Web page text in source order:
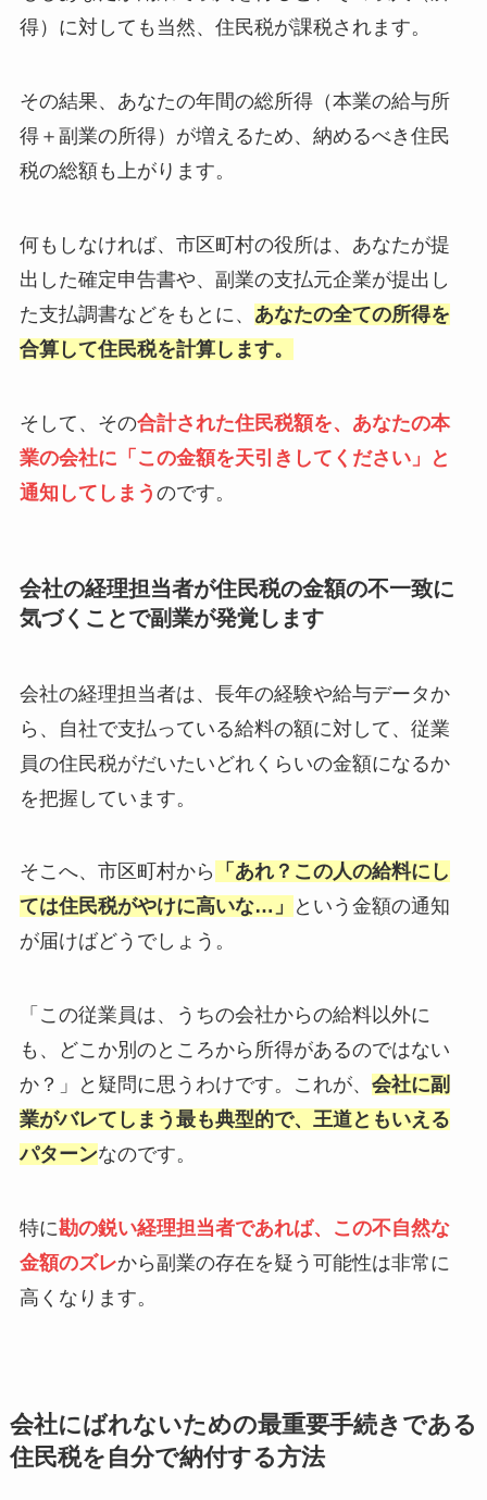
得）に対しても当然、住民税が課税されます。
その結果、あなたの年間の総所得（本業の給与所
得＋副業の所得）が増えるため、納めるべき住民
税の総額も上がります。
何もしなければ、市区町村の役所は、あなたが提
出した確定申告書や、副業の支払元企業が提出し
た支払調書などをもとに、 あなたの全ての所得を
合算して住民税を計算します。
そして、その合計された住民税額を、あなたの本
業の会社に「この金額を天引きしてください」と
通知してしまう のです。
会社の経理担当者が住民税の金額の不一致に
気づくことで副業が発覚します
会社の経理担当者は、長年の経験や給与データか
ら、自社で支払っている給料の額に対して、従業
員の住民税がだいたいどれくらいの金額になるか
を把握しています。
そこへ、市区町村から
「あれ？この人の給料にし
ては住民税がやけに高いな…」
という金額の通知
が届けばどうでしょう。
「この従業員は、うちの会社からの給料以外に
も、どこか別のところから所得があるのではない
か？」と疑問に思うわけです。これが、 会社に副
業がバレてしまう最も典型的で、王道ともいえる
パターンなのです。
特に勘の鋭い経理担当者であれば、この不自然な
金額のズレから副業の存在を疑う可能性は非常に
高くなります。
会社にばれないための最重要手続きである
住民税を自分で納付する方法